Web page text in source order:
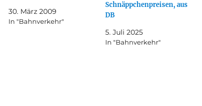
30. März 2009
In "Bahnverkehr"
Schnäppchenpreisen, aus
DB
5. Juli 2025
In "Bahnverkehr"